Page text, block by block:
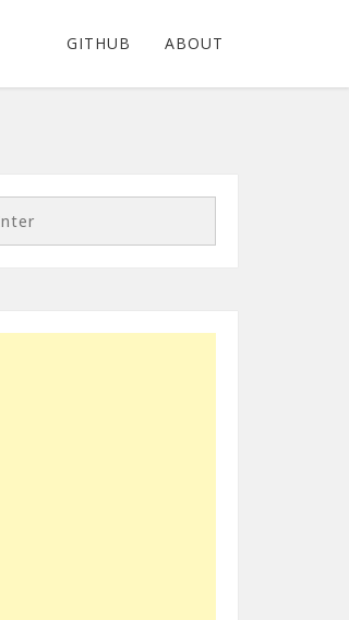
GITHUB ABOUT